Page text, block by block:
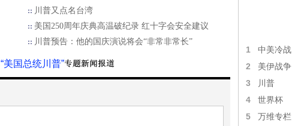
川普又点名台湾
美国250周年庆典高温破纪录 红十字会安全建议
川普预告：他的国庆演说将会“非常非常长”
“美国总统川普”
1 中美冷战
2 美伊战争
3 川普
4 世界杯
5 万维专栏